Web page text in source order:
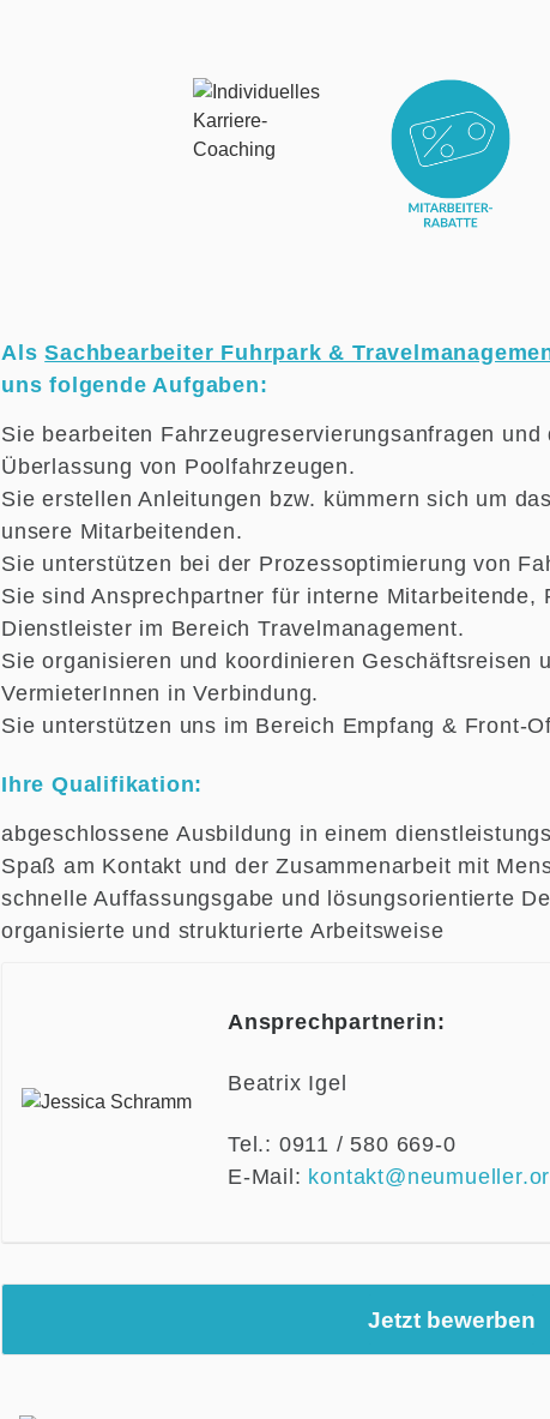
AlsSachbearbeiter Fuhrpark &
uns folgende Aufgaben:
Sie bearbeiten Fahrzeugreservierungsanfragen
Überlassung von Poolfahrzeugen.
Sie erstellen Anleitungen bzw. kümmern sich um
unsere Mitarbeitenden.
Sie unterstützen bei der Prozessoptimierung von
Sie sind Ansprechpartner für interne Mitarbeitende,
Dienstleister im Bereich Travelmanagement.
Sie organisieren und koordinieren Geschäftsreisen
VermieterInnen in Verbindung.
Sie unterstützen uns im Bereich Empfang & Front-
Ihre Qualifikation:
abgeschlossene Ausbildung in einem
Spaß am Kontakt und der Zusammenarbeit mit
schnelle Auffassungsgabe und lösungsorientierte
organisierte und strukturierte Arbeitsweise
Ansprechpartnerin:
Beatrix Igel
Tel.: 0911 / 580 669-0
E-Mail:
Jetzt bewerben